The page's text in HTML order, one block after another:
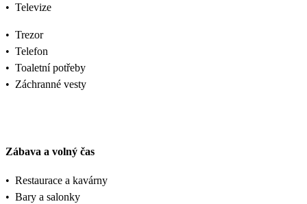
• Televize
• Trezor
• Telefon
• Toaletní potřeby
• Záchranné vesty
Zábava a volný čas
• Restaurace a kavárny
• Bary a salonky